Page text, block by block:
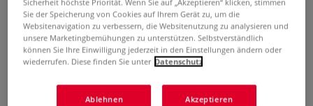
Brause Notenlinienfedern Nr. 68,
15 Stück
Sie der Speicherung von Cookies auf Ihrem Gerät zu, um die
Websitenavigation zu verbessern, die Websitenutzung zu analysieren und
unsere Marketingbemühungen zu unterstützen. Selbstverständlich
können Sie Ihre Einwilligung jederzeit in den Einstellungen ändern oder
wiederrufen. Diese finden Sie unter Datenschutz
Ablehnen Akzeptieren